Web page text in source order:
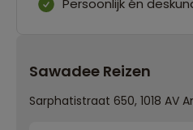
Persoonlijk én
Sawadee Reizen
Sarphatistraat 650, 1018 AV